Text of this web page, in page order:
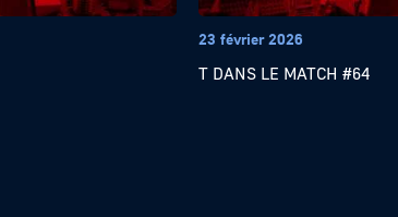
23 février 2026
T DANS LE MATCH #64